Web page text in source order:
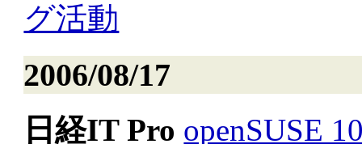
グ活動
2006/08/17
日経IT Pro openSUSE